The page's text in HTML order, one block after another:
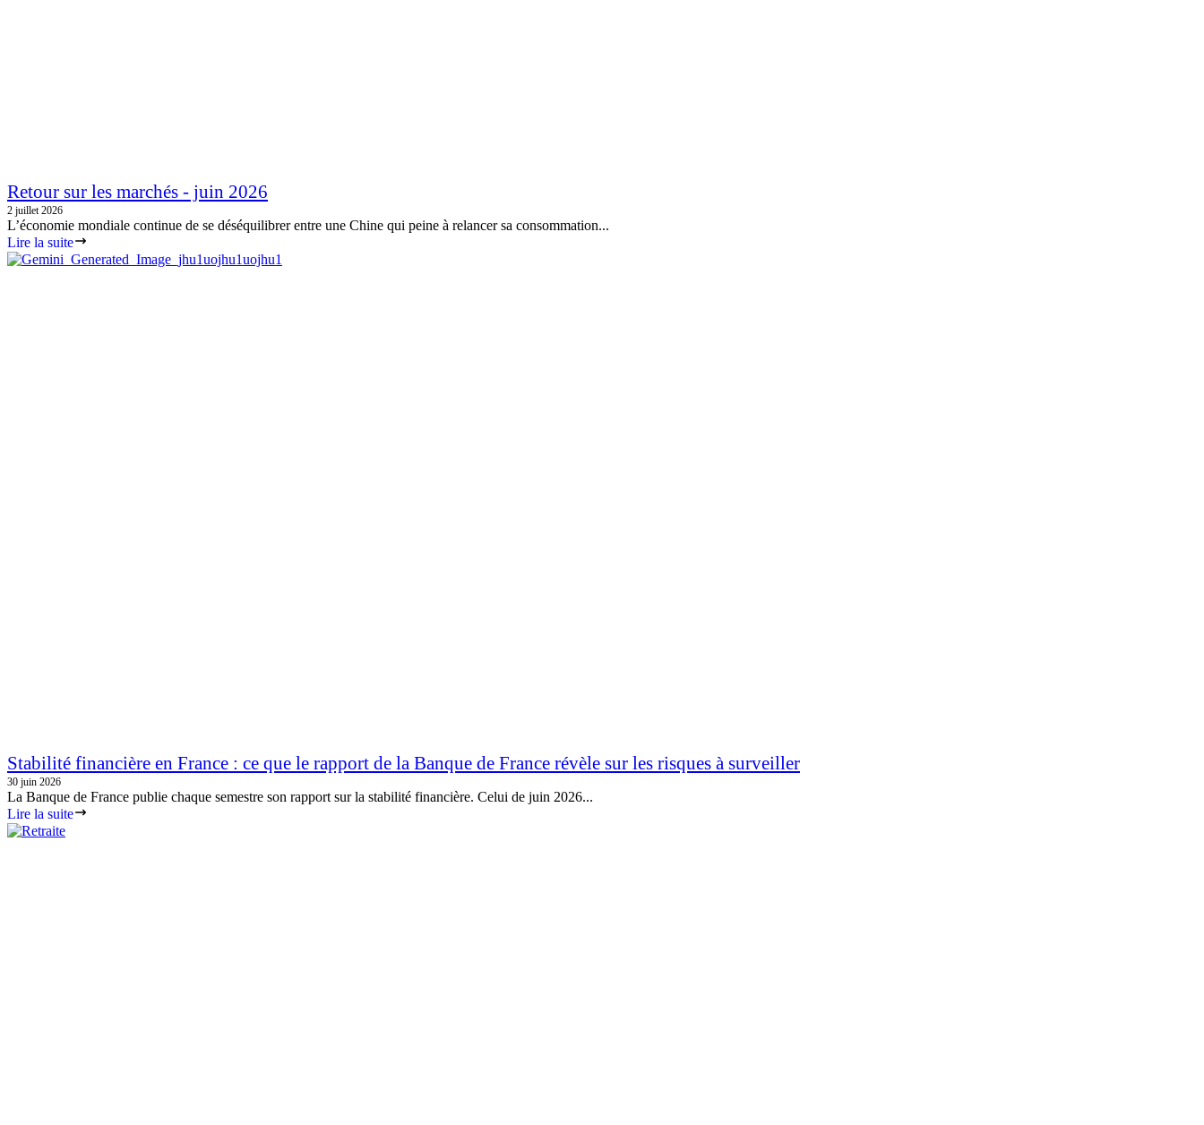
Retour sur les marchés - juin 2026
2 juillet 2026
L’économie mondiale continue de se déséquilibrer entre une Chine qui peine à relancer sa consommation...
Lire la suite
Stabilité financière en France : ce que le rapport de la Banque de France révèle sur les risques à surveiller
30 juin 2026
La Banque de France publie chaque semestre son rapport sur la stabilité financière. Celui de juin 2026...
Lire la suite